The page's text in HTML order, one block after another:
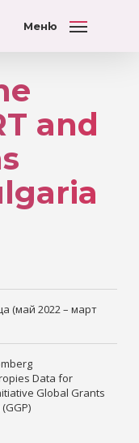
Меню
and
(май 2022 – март
Data for
Global Grants